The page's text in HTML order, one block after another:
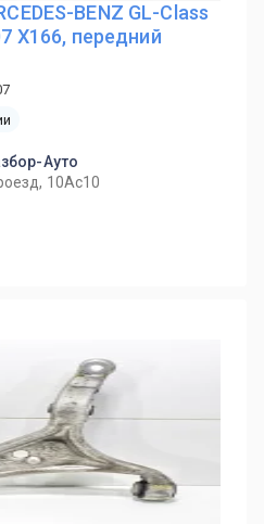
BENZ GL-Class
X166, передний
Ауто
10Ас10